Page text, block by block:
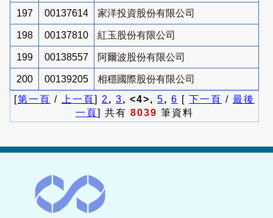
197 00137614 家洋投資股份有限公司
198 00137810 紅玉股份有限公司
199 00138557 阿爾波股份有限公司
200 00139205
相穩國際股份有限公司
[第一頁 / 上一頁] 2 , 3, <4>, 5, 6 [ 下一頁 / 最後
一頁] 共有 8039 筆資料